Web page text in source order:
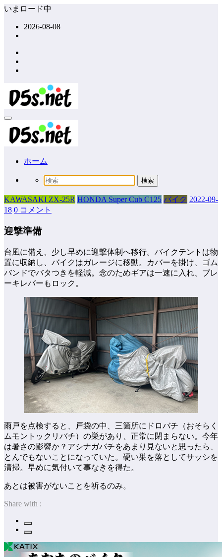
コ
ッ
プ
いまロード中
2026-08-08
ホーム
KAWASAKI ZX-25R HONDA Super Cub C125 バイク 2022-09-
18 0 コメント
迎撃準備
台風に備え、少し早めに迎撃体制へ移行。バイクテントは物
置に収納し、バイクはガレージに移動。カバーを掛け、ゴム
バンドでバタつきを軽減。念のためギアは一速に入れ、ブレ
ーキレバーもロック。
雨戸を点検すると、戸袋の中、三箇所にドロバチ（おそらく
ムモントックリバチ）の巣があり、正常に閉まらない。今年
は暑さの影響か？アシナガバチをあまり見ないと思ったら、
とんでもないことになっていた。硬い巣を落としてサッシを
清掃。早めに気付いて事なきを得た。
あとは被害がないことを祈るのみ。
Share with :